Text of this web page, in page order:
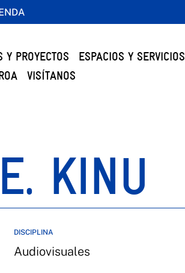
Y PROYECTOS
ESPACIOS Y SERVICIOS
VISÍTANOS
KINU
DISCIPLINA
Audiovisuales